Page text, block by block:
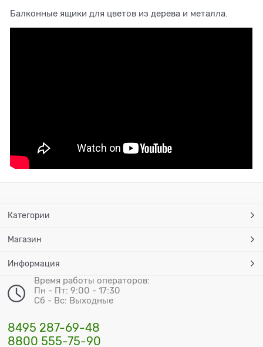
Балконные ящики для цветов из дерева и металла.
Категории
Магазин
Информация
Время работы операторов:
Пн - Пт: 9:00 - 17:30
Сб - Вс: Выходные
8495 287-69-48
8800 555-75-90